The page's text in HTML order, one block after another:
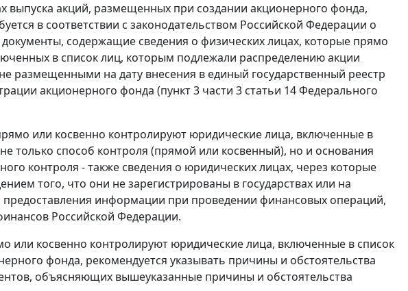
выпуска акций, размещенных при создании акционерного фонда,
в соответствии с законодательством Российской Федерации о
содержащие сведения о физических лицах, которые прямо
в список лиц, которым подлежали распределению акции
размещенными на дату внесения в единый государственный реестр
акционерного фонда (пункт 3 части 3 статьи 14 Федерального
или косвенно контролируют юридические лица, включенные в
только способ контроля (прямой или косвенный), но и основания
контроля - также сведения о юридических лицах, через которые
того, что они не зарегистрированы в государствах или на
информации при проведении финансовых операций,
Российской Федерации.
или косвенно контролируют юридические лица, включенные в список
фонда, рекомендуется указывать причины и обстоятельства
объясняющих вышеуказанные причины и обстоятельства